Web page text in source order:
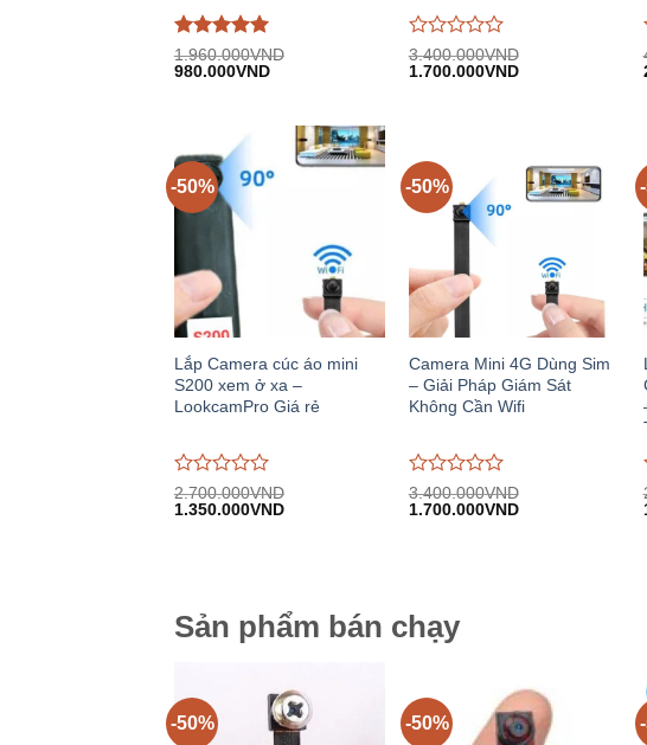
Được đánh
giá5trên
1.960.000VND
Giá
980.000VNDGiá
Được
đánh
3.400.000VND
Giá
1.700.000VNDGiá
-50%
Lắp Camera cúc áo mini
S200 xem ở xa –
LookcamPro Giá rẻ
Được
đánh
2.700.000VND
Giá
1.350.000VNDGiá
-50%
Camera Mini 4G Dùng Sim
– Giải Pháp Giám Sát
Không Cần Wifi
Được
đánh
3.400.000VND
Giá
1.700.000VNDGiá
Sản phẩm bán chạy
-50% -50%